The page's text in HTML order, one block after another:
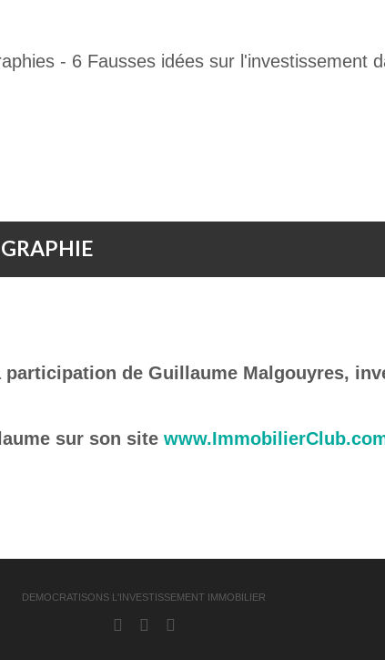
de Guillaume Malgouyres,
sur son site
DEMOCRATISONS L'INVESTISSEMENT IMMOBILIER